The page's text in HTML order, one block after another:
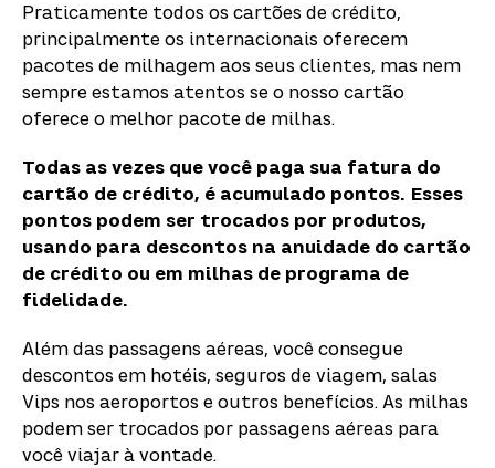
Praticamente todos os cartões de crédito,
principalmente os internacionais oferecem
pacotes de milhagem aos seus clientes, mas nem
sempre estamos atentos se o nosso cartão
oferece o melhor pacote de milhas.
Todas as vezes que você paga sua fatura do
cartão de crédito, é acumulado pontos. Esses
pontos podem ser trocados por produtos,
usando para descontos na anuidade do cartão
de crédito ou em milhas de programa de
fidelidade.
Além das passagens aéreas, você consegue
descontos em hotéis, seguros de viagem, salas
Vips nos aeroportos e outros benefícios.As milhas
podem ser trocados por passagens aéreas para
você viajar à vontade.